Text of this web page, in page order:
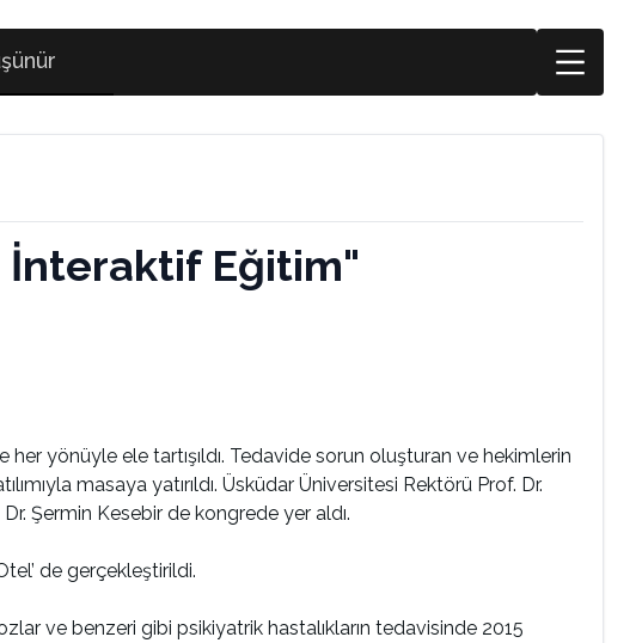
İnteraktif Eğitim"
yönüyle ele tartışıldı. Tedavide sorun oluşturan ve hekimlerin
masaya yatırıldı. Üsküdar Üniversitesi Rektörü Prof. Dr.
Şermin Kesebir de kongrede yer aldı.
de gerçekleştirildi.
ve benzeri gibi psikiyatrik hastalıkların tedavisinde 2015